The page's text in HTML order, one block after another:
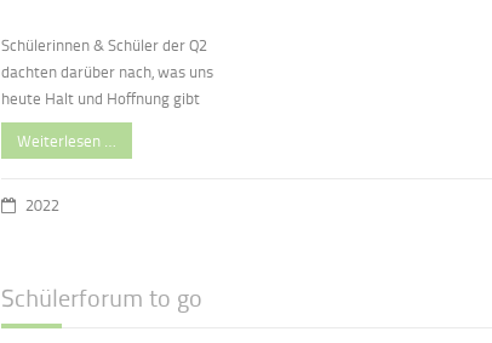
Schülerinnen & Schüler der Q2
dachten darüber nach, was uns
heute Halt und Hoffnung gibt
Weiterlesen …
2022
Schülerforum to go